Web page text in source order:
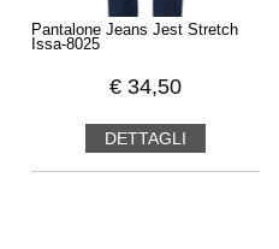
Pantalone Jeans Jest Stretch
Issa-8025
€ 34,50
DETTAGLI